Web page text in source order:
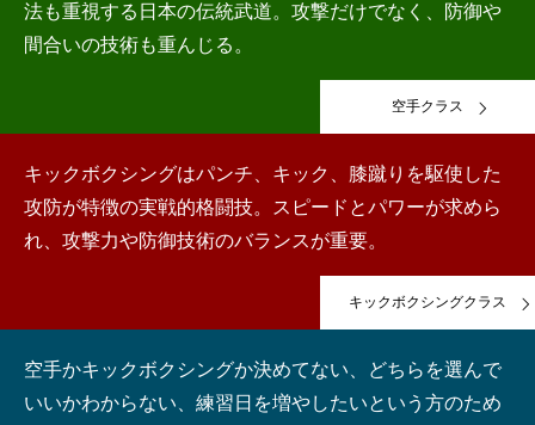
法も重視する日本の伝統武道。攻撃だけでなく、防御や
間合いの技術も重んじる。
空手クラス
キックボクシングはパンチ、キック、膝蹴りを駆使した
攻防が特徴の実戦的格闘技。スピードとパワーが求めら
れ、攻撃力や防御技術のバランスが重要。
キックボクシングクラス
空手かキックボクシングか決めてない、どちらを選んで
いいかわからない、練習日を増やしたいという方のため